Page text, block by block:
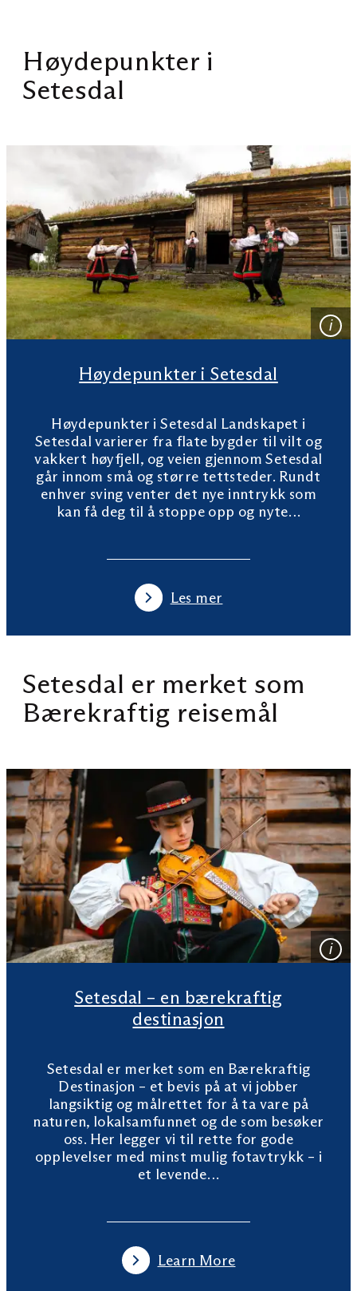
Høydepunkter i
Setesdal
Høydepunkter i Setesdal
Høydepunkter i Setesdal Landskapet i
Setesdal varierer fra flate bygder til vilt og
vakkert høyfjell, og veien gjennom Setesdal
går innom små og større tettsteder. Rundt
enhver sving venter det nye inntrykk som
kan få deg til å stoppe opp og nyte…
Les mer
Setesdal er merket som
Bærekraftig reisemål
Setesdal – en bærekraftig
destinasjon
Setesdal er merket som en Bærekraftig
Destinasjon – et bevis på at vi jobber
langsiktig og målrettet for å ta vare på
naturen, lokalsamfunnet og de som besøker
oss. Her legger vi til rette for gode
opplevelser med minst mulig fotavtrykk – i
et levende…
Learn More